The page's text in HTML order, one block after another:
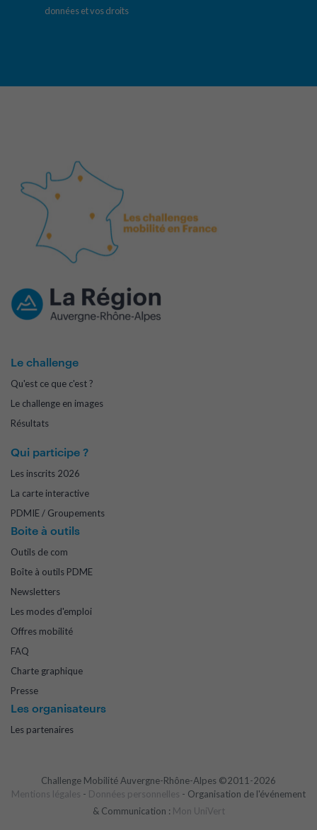
données et vos droits
Le challenge
Qu'est ce que c'est ?
Le challenge en images
Résultats
Qui participe ?
Les inscrits 2026
La carte interactive
PDMIE / Groupements
Boite à outils
Outils de com
Boîte à outils PDME
Newsletters
Les modes d'emploi
Offres mobilité
FAQ
Charte graphique
Presse
Les organisateurs
Les partenaires
Challenge Mobilité Auvergne-Rhône-Alpes ©2011-2026
Mentions légales - Données personnelles - Organisation de l'événement
& Communication : Mon UniVert